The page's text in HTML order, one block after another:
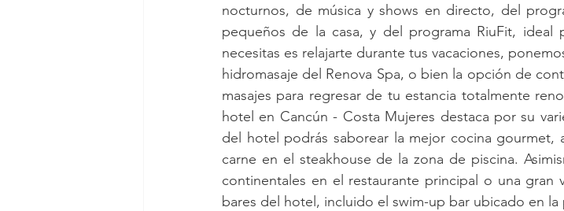
nocturnos, de música y shows en directo, del
pequeños de la casa, y del programa RiuFit,
necesitas es relajarte durante tus vacaciones,
hidromasaje del Renova Spa, o bien la opción de
masajes para regresar de tu estancia totalmente
hotel en Cancún - Costa Mujeres destaca por su
del hotel podrás saborear la mejor cocina gourmet,
carne en el steakhouse de la zona de piscina.
continentales en el restaurante principal o una gran
bares del hotel, incluido el swim-up bar ubicado en la